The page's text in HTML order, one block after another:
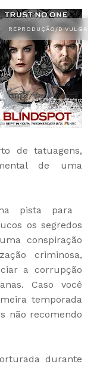
de tatuagens,
de uma
pista para
os segredos
conspiração
criminosa,
a corrupção
Caso você
temporada
não recomendo
durante